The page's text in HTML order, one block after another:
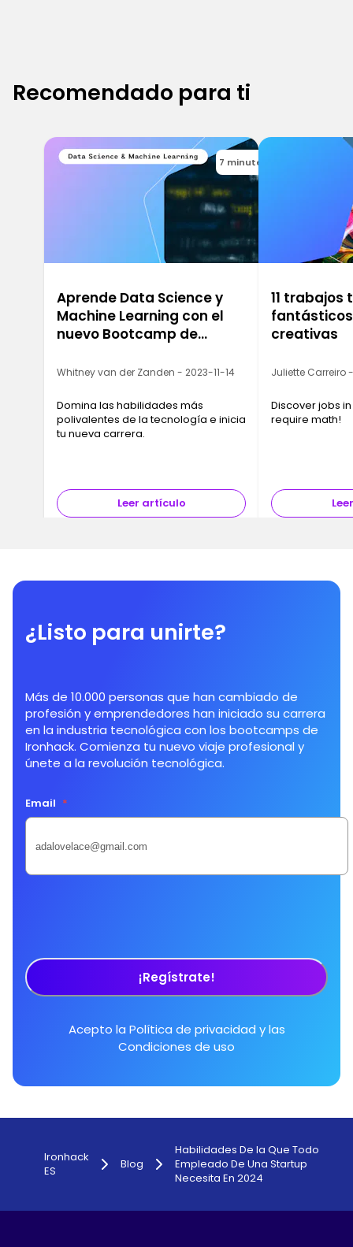
Recomendado para ti
7 minutes
Aprende Data Science y
Machine Learning con el
nuevo Bootcamp de
Whitney van der Zanden - 2023-11-14
Domina las habilidades más
polivalentes de la tecnología e inicia
tu nueva carrera.
Leer artículo
11 trabajos
creativas
Juliette Carreiro
Discover jobs
require math!
¿Listo para unirte?
Más de 10.000 personas que han cambiado de
profesión y emprendedores han iniciado su carrera
en la industria tecnológica con los bootcamps de
Ironhack. Comienza tu nuevo viaje profesional y
únete a la revolución tecnológica.
Email *
¡Regístrate!
Acepto la Política de privacidad y las
Condiciones de uso
Ironhack
ES
Blog
Habilidades De Ia Que Todo
Empleado De Una Startup
Necesita En 2024